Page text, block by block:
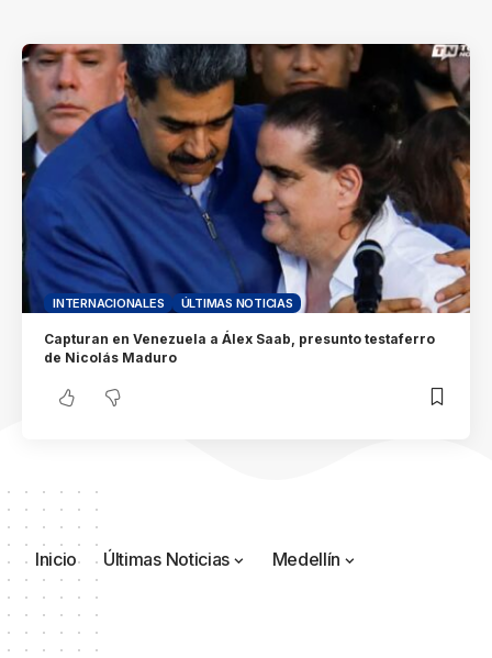
INTERNACIONALES ÚLTIMAS NOTICIAS
Capturan en Venezuela a Álex Saab, presunto testaferro
de Nicolás Maduro
Inicio Últimas Noticias Medellín